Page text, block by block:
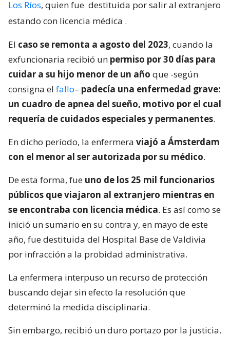
Los Ríos, quien fue destituida por salir al extranjero
estando con licencia médica .
El caso se remonta a agosto del 2023, cuando la
exfuncionaria recibió un permiso por 30 días para
cuidar a su hijo menor de un año que -según
consigna el fallo– padecía una enfermedad grave:
un cuadro de apnea del sueño, motivo por el cual
requería de cuidados especiales y permanentes.
En dicho período, la enfermera viajó a Ámsterdam
con el menor al ser autorizada por su médico.
De esta forma, fue uno de los 25 mil funcionarios
públicos que viajaron al extranjero mientras en
se encontraba con licencia médica. Es así como se
inició un sumario en su contra y, en mayo de este
año, fue destituida del Hospital Base de Valdivia
por infracción a la probidad administrativa.
La enfermera interpuso un recurso de protección
buscando dejar sin efecto la resolución que
determinó la medida disciplinaria.
Sin embargo, recibió un duro portazo por la justicia.